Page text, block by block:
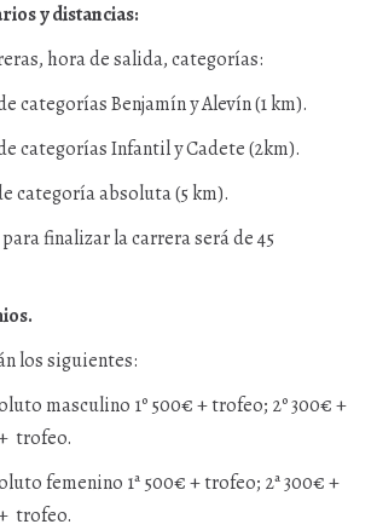
y distancias:
hora de salida, categorías:
categorías Benjamín y Alevín (1 km).
categorías Infantil y Cadete (2km).
categoría absoluta (5 km).
finalizar la carrera será de 45
los siguientes:
masculino 1º 500€ + trofeo; 2º 300€ +
trofeo.
femenino 1ª 500€ + trofeo; 2ª 300€ +
trofeo.